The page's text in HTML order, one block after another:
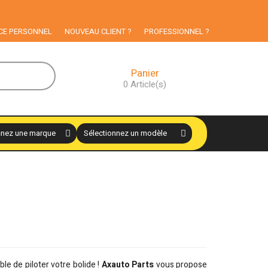
PERSONNEL NOUVEAU CLIENT ? PROFESSIONNEL ?
Panier
0 Article(s)
de piloter votre bolide ! Axauto Partsvous propose